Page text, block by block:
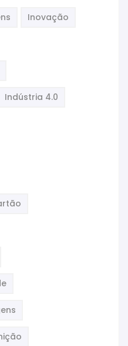
Inovação
Indústria 4.0